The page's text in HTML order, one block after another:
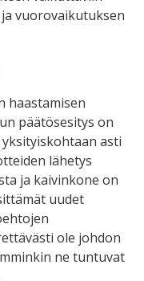
vuorovaikutuksen
haastamisen
päätösesitys on
asti
lähetys
ja kaivinkone on
uudet
ole johdon
ne tuntuvat